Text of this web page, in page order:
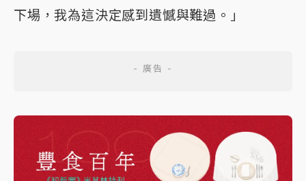
下場，我為這決定感到遺憾與難過。」